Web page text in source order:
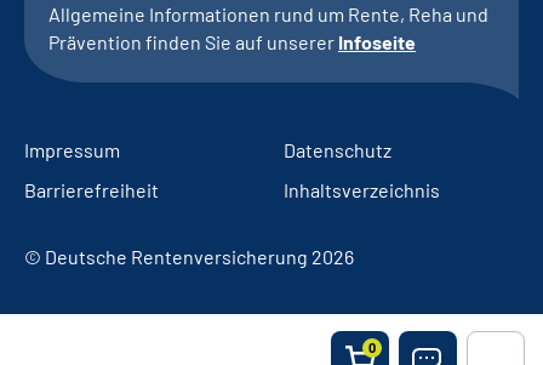
0
Allgemeine Informationen rund um Rente, Reha und
Prävention finden Sie auf unserer Infoseite
Impressum
Datenschutz
Barrierefreiheit
Inhaltsverzeichnis
© Deutsche Rentenversicherung 2026